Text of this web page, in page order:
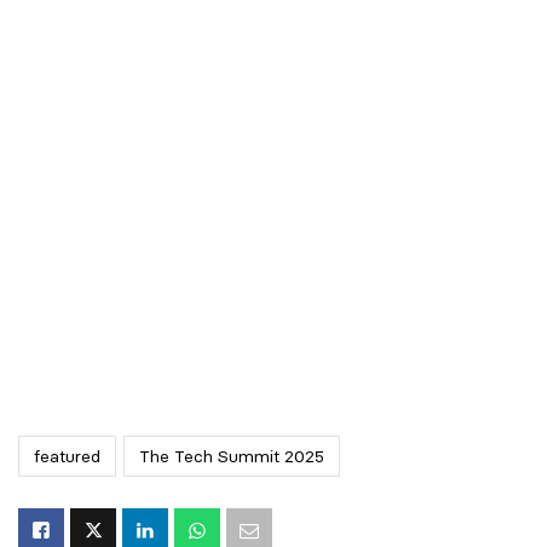
featured The Tech Summit 2025